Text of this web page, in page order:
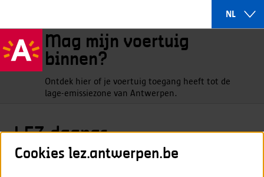
NL
Mag mijn voertuig
binnen?
Ontdek hier of je voertuig toegang heeft tot de
lage-emissiezone van Antwerpen.
LEZ-dagpas
eerst of je voertuig binnen mag in de lage-
Cookies lez.antwerpen.be